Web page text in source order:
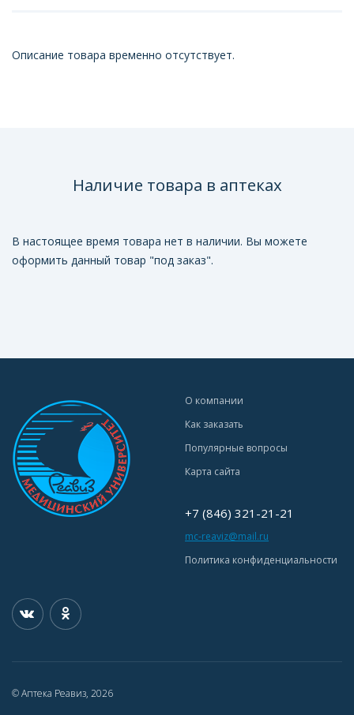
Описание товара временно отсутствует.
Наличие товара в аптеках
В настоящее время товара нет в наличии. Вы можете
оформить данный товар "под заказ".
О компании
Как заказать
Популярные вопросы
Карта сайта
+7 (846) 321-21-21
mc-reaviz@mail.ru
Политика конфиденциальности
© Аптека Реавиз, 2026